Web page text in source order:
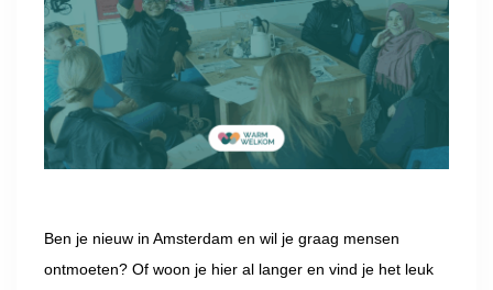
Ben je nieuw in Amsterdam en wil je graag mensen
ontmoeten? Of woon je hier al langer en vind je het leuk